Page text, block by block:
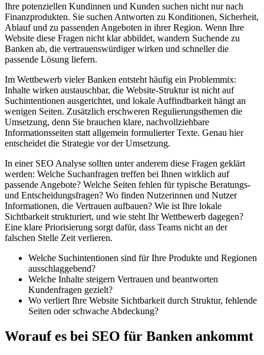
Ihre potenziellen Kundinnen und Kunden suchen nicht nur nach
Finanzprodukten. Sie suchen Antworten zu Konditionen, Sicherheit,
Ablauf und zu passenden Angeboten in ihrer Region. Wenn Ihre
Website diese Fragen nicht klar abbildet, wandern Suchende zu
Banken ab, die vertrauenswürdiger wirken und schneller die
passende Lösung liefern.
Im Wettbewerb vieler Banken entsteht häufig ein Problemmix:
Inhalte wirken austauschbar, die Website-Struktur ist nicht auf
Suchintentionen ausgerichtet, und lokale Auffindbarkeit hängt an
wenigen Seiten. Zusätzlich erschweren Regulierungsthemen die
Umsetzung, denn Sie brauchen klare, nachvollziehbare
Informationsseiten statt allgemein formulierter Texte. Genau hier
entscheidet die Strategie vor der Umsetzung.
In einer SEO Analyse sollten unter anderem diese Fragen geklärt
werden: Welche Suchanfragen treffen bei Ihnen wirklich auf
passende Angebote? Welche Seiten fehlen für typische Beratungs-
und Entscheidungsfragen? Wo finden Nutzerinnen und Nutzer
Informationen, die Vertrauen aufbauen? Wie ist Ihre lokale
Sichtbarkeit strukturiert, und wie steht Ihr Wettbewerb dagegen?
Eine klare Priorisierung sorgt dafür, dass Teams nicht an der
falschen Stelle Zeit verlieren.
Welche Suchintentionen sind für Ihre Produkte und Regionen
ausschlaggebend?
Welche Inhalte steigern Vertrauen und beantworten
Kundenfragen gezielt?
Wo verliert Ihre Website Sichtbarkeit durch Struktur, fehlende
Seiten oder schwache Abdeckung?
Worauf es bei SEO für Banken ankommt